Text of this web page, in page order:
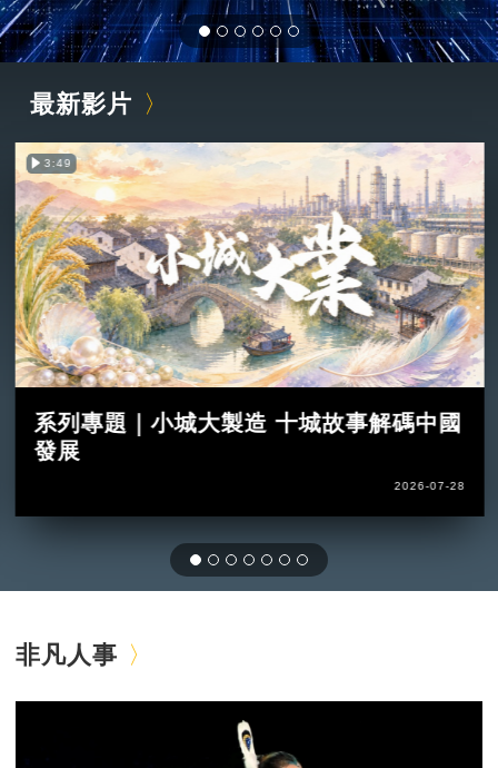
最新影片
3:49
系列專題｜小城大製造 十城故事解碼中國
發展
2026-07-28
非凡人事